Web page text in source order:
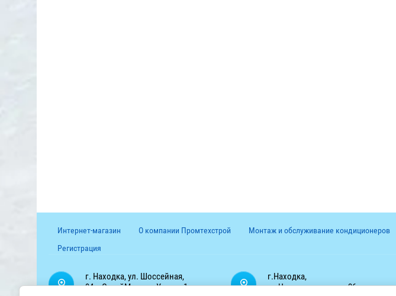
Интернет-магазин О компании Промтехстрой Монтаж и обслуживание кондиционеров
Регистрация
г. Находка, ул. Шоссейная,
94в, СтройМаркет «Удача» 1
г.Находка,
ул.Чернышевского д.36 тел.